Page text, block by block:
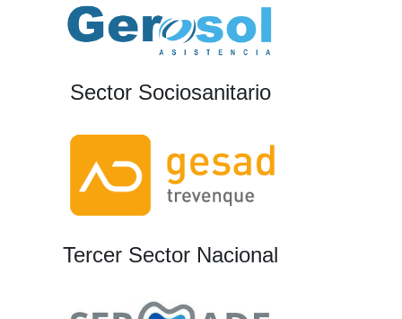
Sector Sociosanitario
Tercer Sector Nacional